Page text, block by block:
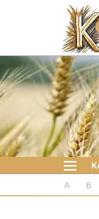
Koolhydraten
Nieuws
Koolhydraatarme
Boeken
koolhydraatarme
Diabetes test
A B